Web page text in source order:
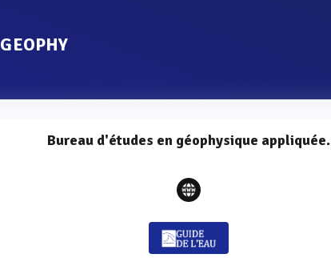
GEOPHY
Bureau d'études en géophysique appliquée.